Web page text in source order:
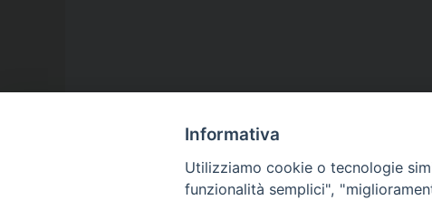
Informativa
Utilizziamo cookie o tecnologie
funzionalità semplici",